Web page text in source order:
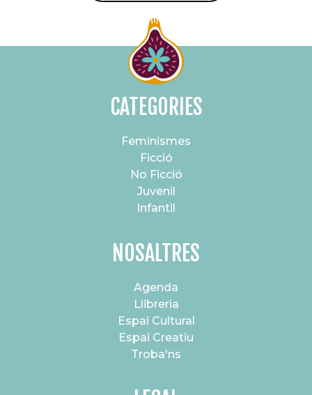
CATEGORIES
Feminismes
Ficció
No Ficció
Juvenil
Infantil
NOSALTRES
Agenda
Llibreria
Espai Cultural
Espai Creatiu
Troba'ns